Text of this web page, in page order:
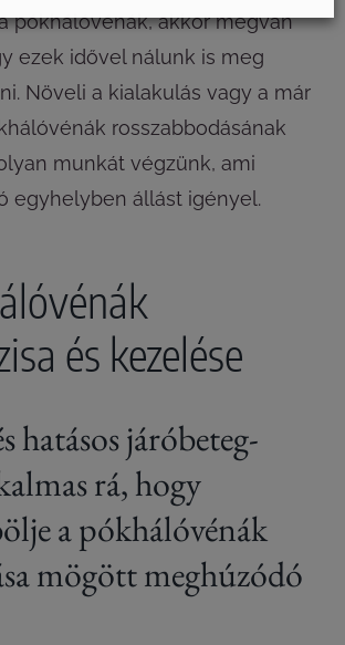
pókhálóvénák, akkor megvan
ezek idővel nálunk is meg
Növeli a kialakulás vagy a már
rosszabbodásának
munkát végzünk, ami
egyhelyben állást igényel.
és kezelése
hatásos járóbeteg-
rá, hogy
a pókhálóvénák
mögött meghúzódó